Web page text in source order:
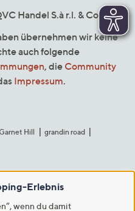
Handel S.à r.l. & Co. KG
übernehmen wir keine
auch folgende
, die Community
Impressum.
Hill
grandin road
Erlebnis
wenn du damit